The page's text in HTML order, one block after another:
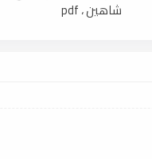
شاهين ، pdf